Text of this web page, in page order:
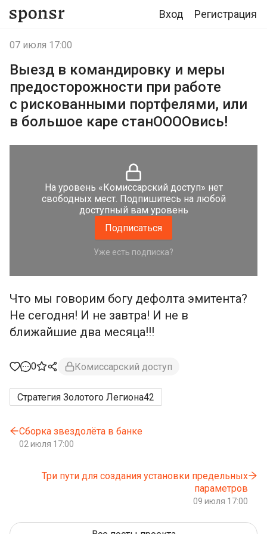
Вход Регистрация
07 июля 17:00
Выезд в командировку и меры
предосторожности при работе
с рискованными портфелями, или
в большое каре станООООвись!
На уровень «Комиссарский доступ» нет
свободных мест. Подпишитесь на любой
доступный вам уровень
Подписаться
Уже есть подписка?
Что мы говорим богу дефолта эмитента?
Не сегодня! И не завтра! И не в
ближайшие два месяца!!!
0 Комиссарский доступ
Стратегия Золотого Легиона42
Сборка звездолёта в банке
02 июля 17:00
Три пути для создания установки предельных
параметров
09 июля 17:00